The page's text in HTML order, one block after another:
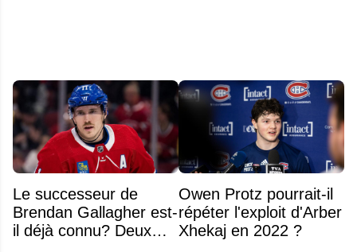
Le successeur de
Brendan Gallagher est-
il déjà connu? Deux
Owen Protz pourrait-il
répéter l'exploit d'Arber
Xhekaj en 2022 ?